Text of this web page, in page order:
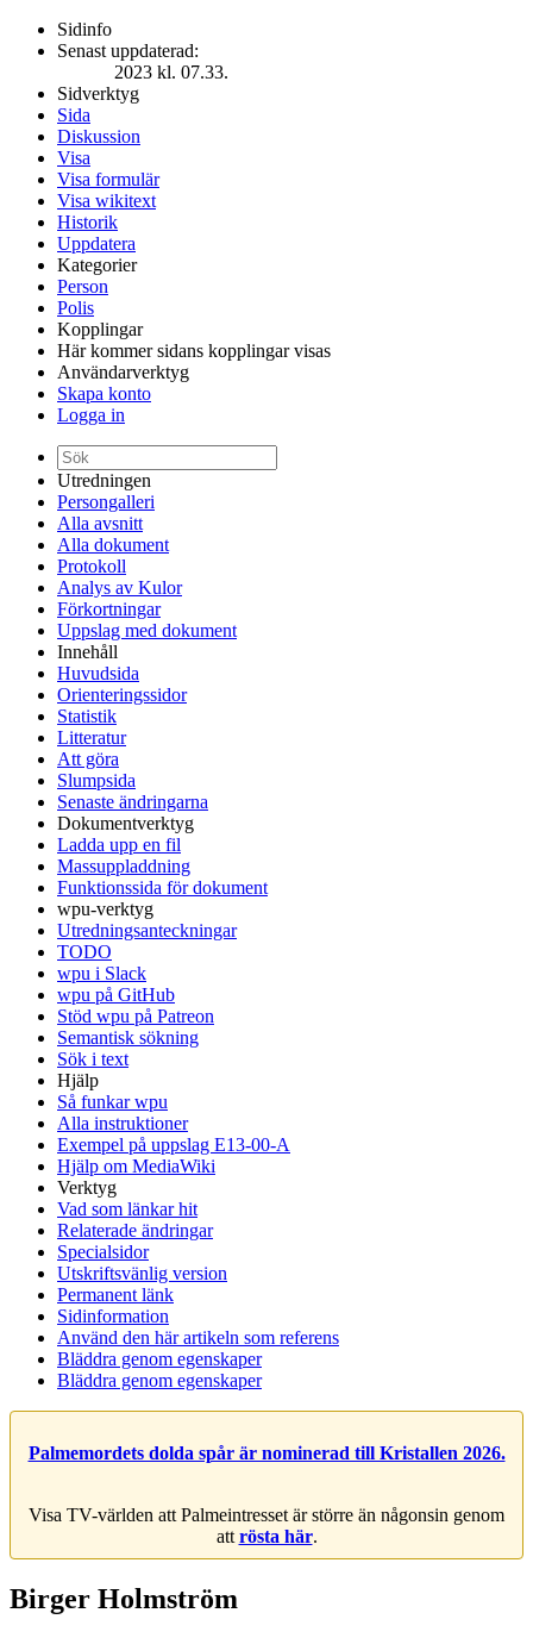
Sidinfo
Senast uppdaterad:
2023 kl. 07.33.
Sidverktyg
Sida
Diskussion
Visa
Visa formulär
Visa wikitext
Historik
Uppdatera
Kategorier
Person
Polis
Kopplingar
Här kommer sidans kopplingar visas
Användarverktyg
Skapa konto
Logga in
Utredningen
Persongalleri
Alla avsnitt
Alla dokument
Protokoll
Analys av Kulor
Förkortningar
Uppslag med dokument
Innehåll
Huvudsida
Orienteringssidor
Statistik
Litteratur
Att göra
Slumpsida
Senaste ändringarna
Dokumentverktyg
Ladda upp en fil
Massuppladdning
Funktionssida för dokument
wpu-verktyg
Utredningsanteckningar
TODO
wpu i Slack
wpu på GitHub
Stöd wpu på Patreon
Semantisk sökning
Sök i text
Hjälp
Så funkar wpu
Alla instruktioner
Exempel på uppslag E13-00-A
Hjälp om MediaWiki
Verktyg
Vad som länkar hit
Relaterade ändringar
Specialsidor
Utskriftsvänlig version
Permanent länk
Sidinformation
Använd den här artikeln som referens
Bläddra genom egenskaper
Bläddra genom egenskaper
Palmemordets dolda spår är nominerad till Kristallen 2026.
Visa TV-världen att Palmeintresset är större än någonsin genom
att rösta här.
Birger Holmström